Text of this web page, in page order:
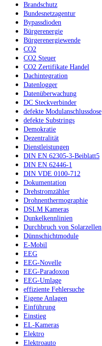
Brandschutz
Bundesnetzagentur
Bypassdioden
Bürgerenergie
Bürgerenergiewende
CO2
CO2 Steuer
CO2 Zertifikate Handel
Dachintegration
Datenlogger
Datenüberwachung
DC Steckverbinder
defekte Modulanschlussdose
defekte Substrings
Demokratie
Dezentralität
Dienstleistungen
DIN EN 62305-3-Beiblatt5
DIN EN 62446-1
DIN VDE 0100-712
Dokumentation
Drehstromzähler
Drohnenthermographie
DSLM Kameras
Dunkelkennlinien
Durchbruch von Solarzellen
Dünnschichtmodule
E-Mobil
EEG
EEG-Novelle
EEG-Paradoxon
EEG-Umlage
effiziente Fehlersuche
Eigene Anlagen
Einführung
Einstieg
EL-Kameras
Elektro
Elektroauto